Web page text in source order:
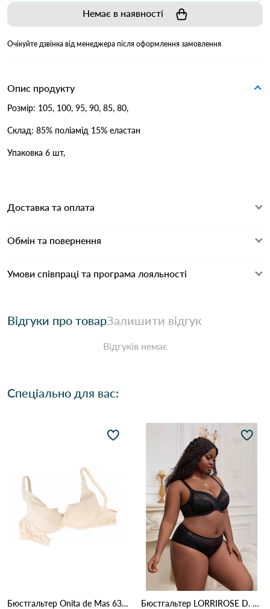
Немає в наявності
Очікуйте дзвінка від менеджера після оформлення замовлення
Опис продукту
Розмір: 105, 100, 95, 90, 85, 80,
Склад: 85% поліамід 15% еластан
Упаковка 6 шт,
Доставка та оплата
Обмін та повернення
Умови співпраці та програма лояльності
Відгуки про товарЗалишити відгук
Відгуків немає
Спеціально для вас:
Бюстгальтер Onita de Mas 6319D 4,3 Бежевий Бюстгальтер LORRIROSE D. 009 Чорний